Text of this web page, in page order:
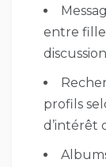
entre
profils
d’intérêt